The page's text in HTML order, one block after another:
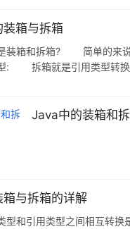
箱与拆箱
是装箱和拆箱? 简单的
型: 拆箱就是引用类型
举 (enum) .结构 (struct).
等. 装箱:值类型到引用类
Java中的装箱和
与拆箱的详解
型和引用类型之间相互转换